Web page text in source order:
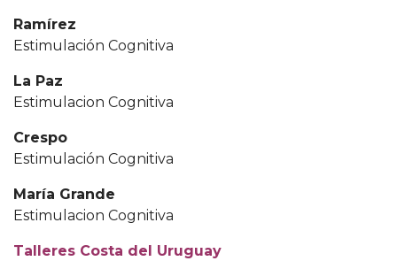
Ramírez
Estimulación Cognitiva
La Paz
Estimulacion Cognitiva
Crespo
Estimulación Cognitiva
María Grande
Estimulacion Cognitiva
Talleres Costa del Uruguay